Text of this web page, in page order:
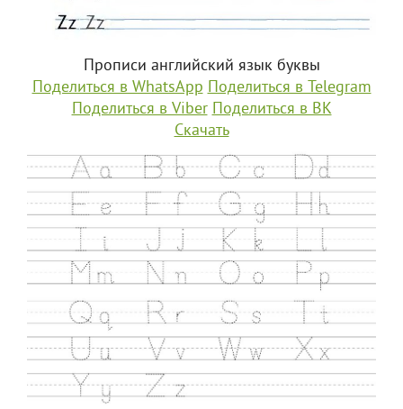
Прописи английский язык буквы
Поделиться в WhatsApp Поделиться в Telegram
Поделиться в Viber Поделиться в ВК
Скачать